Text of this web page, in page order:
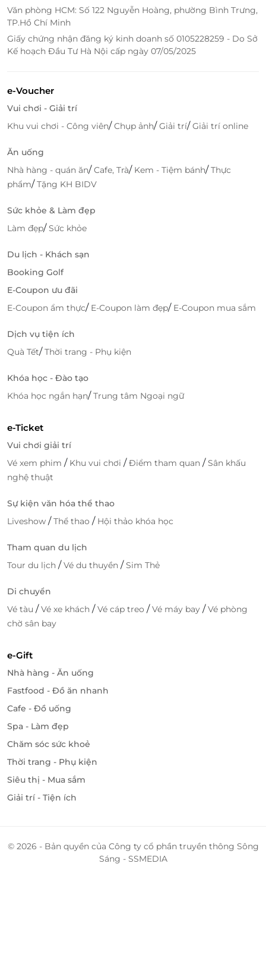
Văn phòng HCM: Số 122 Nguyễn Hoàng, phường Bình Trưng,
TP.Hồ Chí Minh
Giấy chứng nhận đăng ký kinh doanh số 0105228259 - Do Sở
Kế hoạch Đầu Tư Hà Nội cấp ngày 07/05/2025
e-Voucher
Vui chơi - Giải trí
Khu vui chơi - Công viên/Chụp ảnh/Giải trí/Giải trí online
Ăn uống
Nhà hàng - quán ăn/Cafe, Trà/ Kem - Tiệm bánh/Thực
phẩm/Tặng KH BIDV
Sức khỏe & Làm đẹp
Làm đẹp/Sức khỏe
Du lịch - Khách sạn
Booking Golf
E-Coupon ưu đãi
E-Coupon ẩm thực/ E-Coupon làm đẹp/ E-Coupon mua sắm
Dịch vụ tiện ích
Quà Tết/Thời trang - Phụ kiện
Khóa học - Đào tạo
Khóa học ngắn hạn/Trung tâm Ngoại ngữ
e-Ticket
Vui chơi giải trí
Vé xem phim / Khu vui chơi /Điểm tham quan /Sân khấu
nghệ thuật
Sự kiện văn hóa thể thao
Liveshow /Thể thao / Hội thảo khóa học
Tham quan du lịch
Tour du lịch /Vé du thuyền /Sim Thẻ
Di chuyển
Vé tàu /Vé xe khách /Vé cáp treo /Vé máy bay /Vé phòng
chờ sân bay
e-Gift
Nhà hàng - Ăn uống
Fastfood - Đồ ăn nhanh
Cafe - Đồ uống
Spa - Làm đẹp
Chăm sóc sức khoẻ
Thời trang - Phụ kiện
Siêu thị - Mua sắm
Giải trí - Tiện ích
© 2026 - Bản quyền của Công ty cổ phần truyền thông Sông
Sáng - SSMEDIA